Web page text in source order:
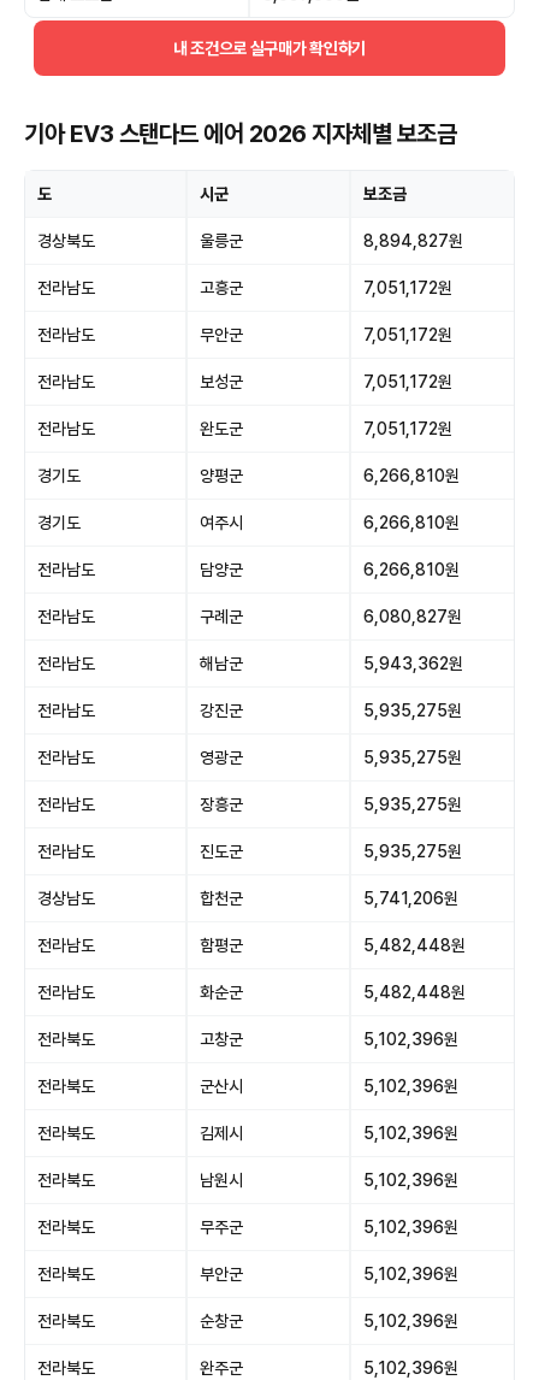
내 조건으로 실구매가 확인하기
기아 EV3 스탠다드 에어 2026 지자체별 보조금
도 시군 보조금
경상북도 울릉군 8,894,827원
전라남도 고흥군 7,051,172원
전라남도 무안군 7,051,172원
전라남도 보성군 7,051,172원
전라남도 완도군 7,051,172원
경기도 양평군 6,266,810원
경기도 여주시 6,266,810원
전라남도 담양군 6,266,810원
전라남도 구례군 6,080,827원
전라남도 해남군 5,943,362원
전라남도 강진군 5,935,275원
전라남도 영광군 5,935,275원
전라남도 장흥군 5,935,275원
전라남도 진도군 5,935,275원
경상남도 합천군 5,741,206원
전라남도 함평군 5,482,448원
전라남도 화순군 5,482,448원
전라북도 고창군 5,102,396원
전라북도 군산시 5,102,396원
전라북도 김제시 5,102,396원
전라북도 남원시 5,102,396원
전라북도 무주군 5,102,396원
전라북도 부안군 5,102,396원
전라북도 순창군 5,102,396원
전라북도 완주군 5,102,396원